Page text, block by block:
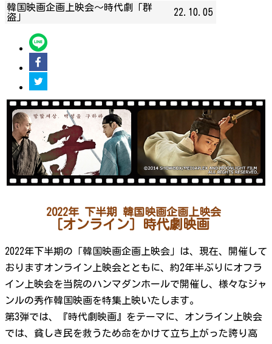
韓国映画企画上映会～時代劇「群
盗」
22.10.05
2022年 下半期 韓国映画企画上映会
［オンライン］時代劇映画
2022年下半期の「韓国映画企画上映会」は、現在、開催して
おりますオンライン上映会とともに、約2年半ぶりにオフラ
イン上映会を当院のハンマダンホールで開催し、様々なジャ
ンルの秀作韓国映画を特集上映いたします。
第3弾では、『時代劇映画』をテーマに、オンライン上映会
では、貧しき民を救うため命をかけて立ち上がった誇り高